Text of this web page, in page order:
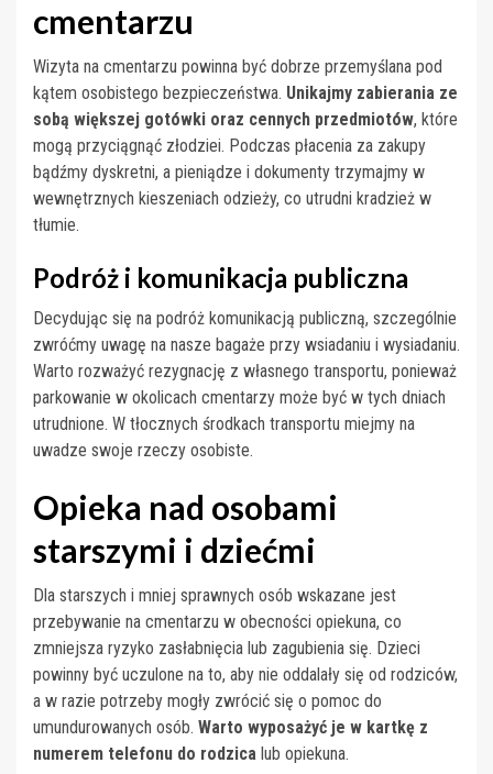
cmentarzu
Wizyta na cmentarzu powinna być dobrze przemyślana pod
kątem osobistego bezpieczeństwa. Unikajmy zabierania ze
sobą większej gotówki oraz cennych przedmiotów, które
mogą przyciągnąć złodziei. Podczas płacenia za zakupy
bądźmy dyskretni, a pieniądze i dokumenty trzymajmy w
wewnętrznych kieszeniach odzieży, co utrudni kradzież w
tłumie.
Podróż i komunikacja publiczna
Decydując się na podróż komunikacją publiczną, szczególnie
zwróćmy uwagę na nasze bagaże przy wsiadaniu i wysiadaniu.
Warto rozważyć rezygnację z własnego transportu, ponieważ
parkowanie w okolicach cmentarzy może być w tych dniach
utrudnione. W tłocznych środkach transportu miejmy na
uwadze swoje rzeczy osobiste.
Opieka nad osobami
starszymi i dziećmi
Dla starszych i mniej sprawnych osób wskazane jest
przebywanie na cmentarzu w obecności opiekuna, co
zmniejsza ryzyko zasłabnięcia lub zagubienia się. Dzieci
powinny być uczulone na to, aby nie oddalały się od rodziców,
a w razie potrzeby mogły zwrócić się o pomoc do
umundurowanych osób. Warto wyposażyć je w kartkę z
numerem telefonu do rodzica lub opiekuna.